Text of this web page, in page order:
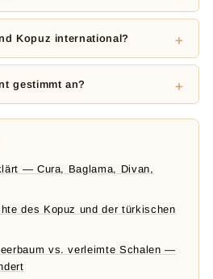
Kopuz international?
gestimmt an?
— Cura, Baglama, Divan,
des Kopuz und der türkischen
vs. verleimte Schalen —